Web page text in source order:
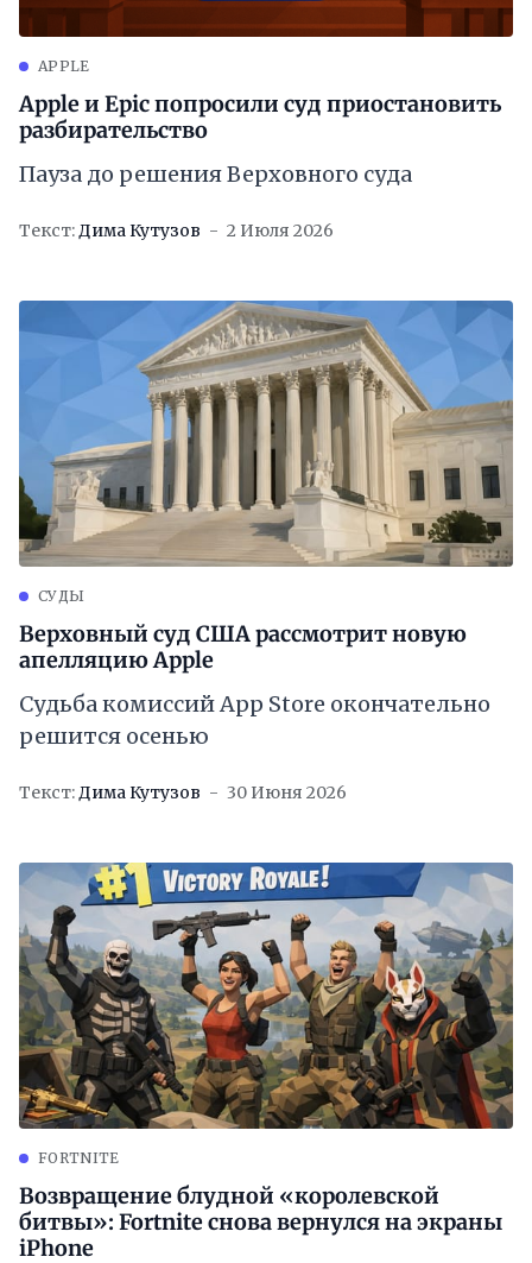
APPLE
Apple и Epic попросили суд приостановить
разбирательство
Пауза до решения Верховного суда
Текст:Дима Кутузов 2 Июля 2026
СУДЫ
Верховный суд США рассмотрит новую
апелляцию Apple
Судьба комиссий App Store окончательно
решится осенью
Текст:Дима Кутузов 30 Июня 2026
FORTNITE
Возвращение блудной «королевской
битвы»: Fortnite снова вернулся на экраны
iPhone